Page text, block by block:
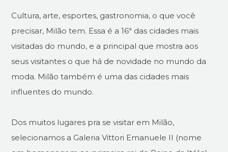
Cultura, arte, esportes, gastronomia, o que você
precisar, Milão tem. Essa é a 16ª das cidades mais
visitadas do mundo, e a principal que mostra aos
seus visitantes o que há de novidade no mundo da
moda. Milão também é uma das cidades mais
influentes do mundo.
Dos muitos lugares pra se visitar em Milão,
selecionamos a Galeria Vittori Emanuele II (nome